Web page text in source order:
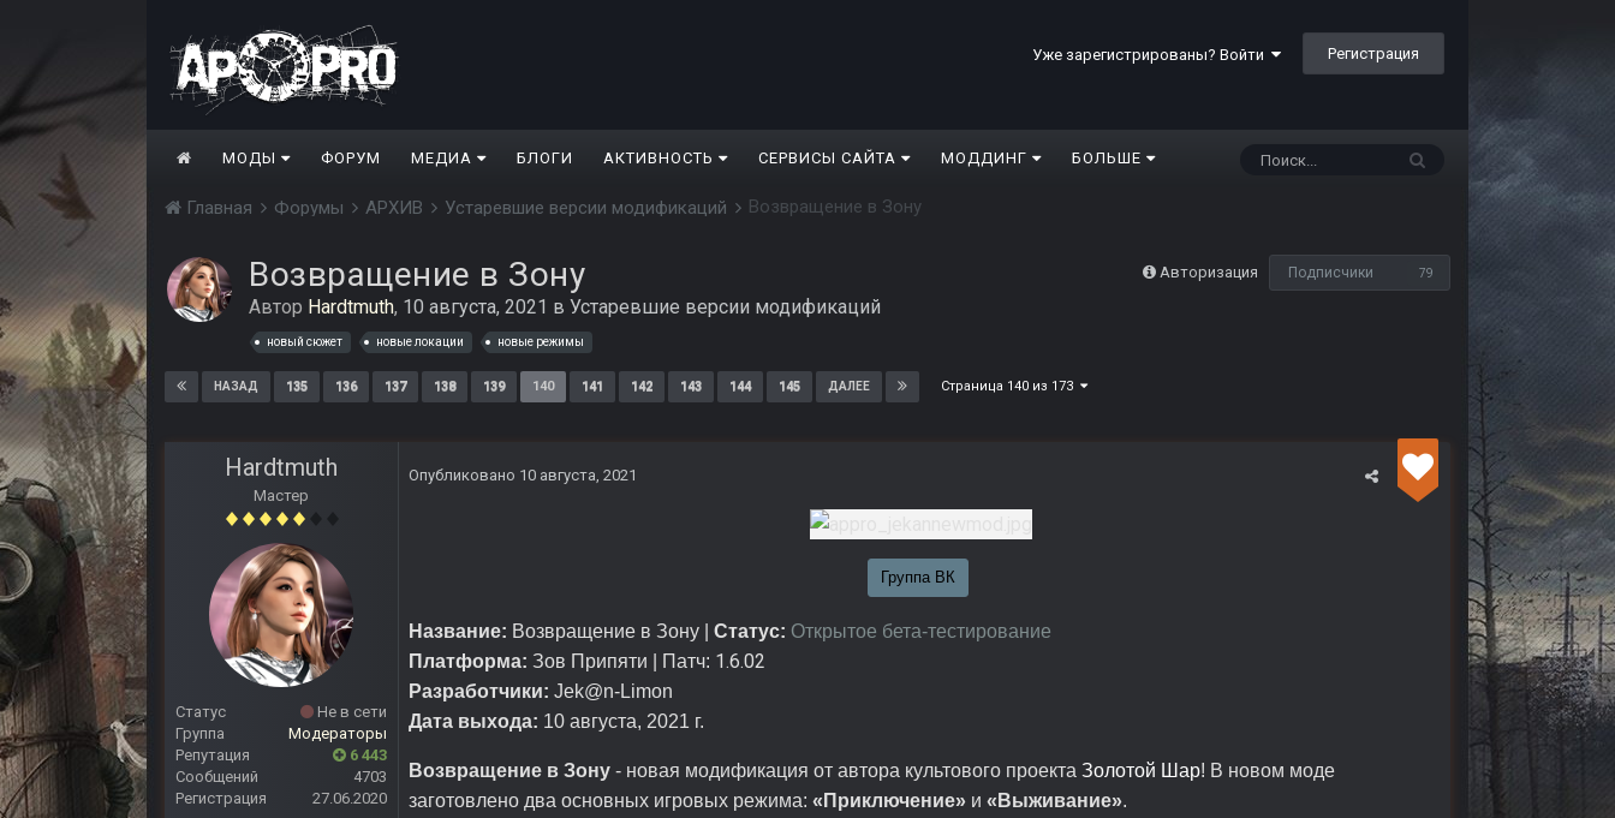
Уже зарегистрированы? Войти Регистрация
МОДЫ ФОРУМ МЕДИА БЛОГИ АКТИВНОСТЬ СЕРВИСЫ САЙТА МОДДИНГ БОЛЬШЕ
Главная Форумы АРХИВ Устаревшие версии модификаций Возвращение в Зону
Авторизация Подписчики 79
Возвращение в Зону
Автор Hardtmuth, 10 августа, 2021 в Устаревшие версии модификаций
новый сюжет новые локации новые режимы
НАЗАД 135 136 137 138 139 140 141 142 143 144 145 ДАЛЕЕ Страница 140 из 173
Hardtmuth
Мастер
Статус
Не в сети
Группа
Модераторы
Репутация
6 443
Сообщений
4703
Регистрация
27.06.2020
Опубликовано 10 августа, 2021
Группа ВК
Название: Возвращение в Зону | Статус: Открытое бета-тестирование
Платформа: Зов Припяти | Патч: 1.6.02
Разработчики: Jek@n-Limon
Дата выхода: 10 августа, 2021 г.
Возвращение в Зону - новая модификация от автора культового проекта Золотой Шар! В новом моде
заготовлено два основных игровых режима: «Приключение» и «Выживание».